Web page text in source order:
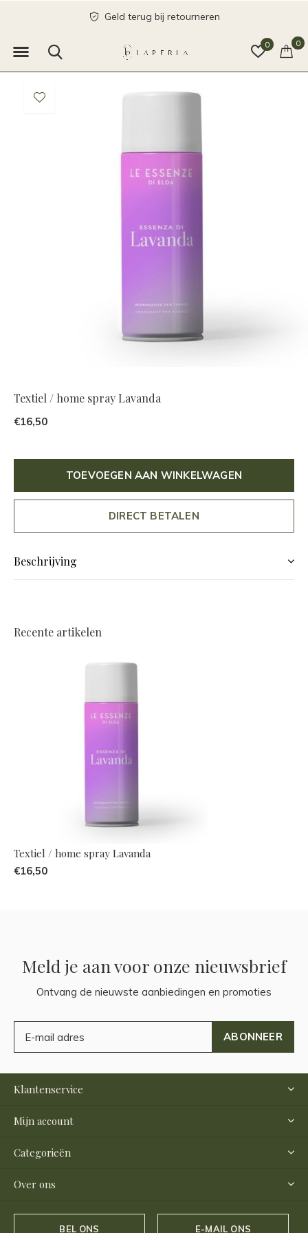
0 0
Geld terug bij retourneren
Textiel / home spray Lavanda
€16,50
TOEVOEGEN AAN WINKELWAGEN
DIRECT BETALEN
Beschrijving
Recente artikelen
Textiel / home spray Lavanda
€16,50
Meld je aan voor onze nieuwsbrief
Ontvang de nieuwste aanbiedingen en promoties
ABONNEER
Klantenservice
Mijn account
Categorieën
Over ons
BEL ONS E-MAIL ONS